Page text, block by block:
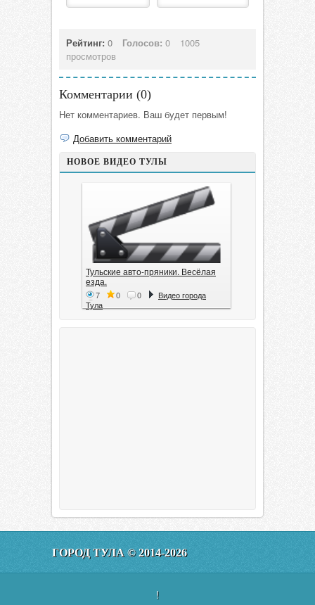
Рейтинг: 0 Голосов: 0
1005
просмотров
Комментарии (0)
Нет комментариев. Ваш будет первым!
Добавить комментарий
НОВОЕ ВИДЕО ТУЛЫ
Тульские авто-пряники. Весёлая
езда.
7 0 0
Видео города
Тула
00:20:11
Эфир от 11.01.2016 (19.35) Тула
160 0 0
Видео города
ГОРОД ТУЛА © 2014-2026
!